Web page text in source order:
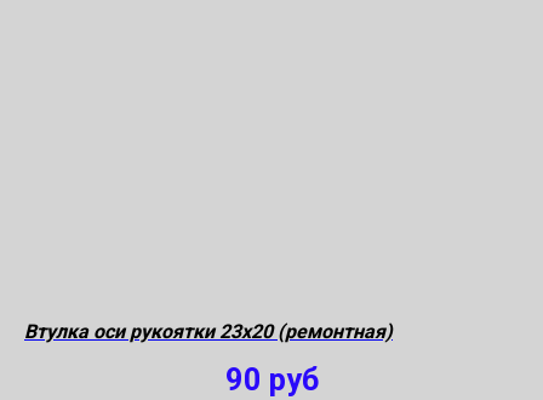
Втулка оси рукоятки 23х20 (ремонтная)
90 руб